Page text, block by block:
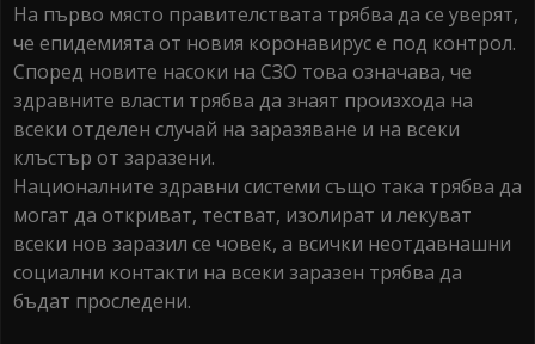
На първо място правителствата трябва да се уверят,
че епидемията от новия коронавирус е под контрол.
Според новите насоки на СЗО това означава, че
здравните власти трябва да знаят произхода на
всеки отделен случай на заразяване и на всеки
клъстър от заразени.
Националните здравни системи също така трябва да
могат да откриват, тестват, изолират и лекуват
всеки нов заразил се човек, а всички неотдавнашни
социални контакти на всеки заразен трябва да
бъдат проследени.